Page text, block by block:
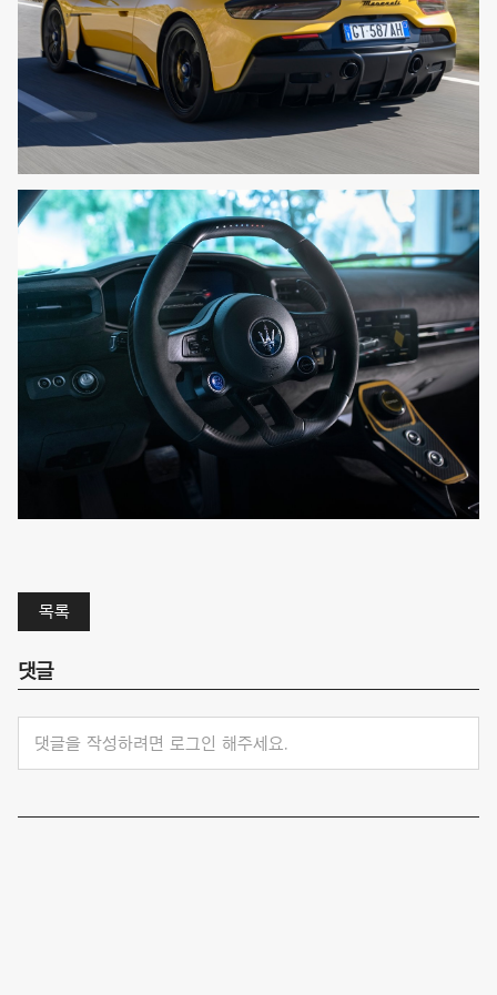
목록
댓글
댓글을 작성하려면 로그인 해주세요.